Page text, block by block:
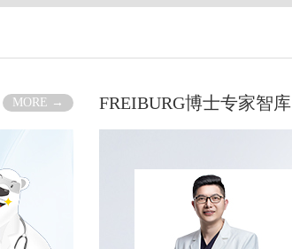
MORE → FREIBURG博士专家智库